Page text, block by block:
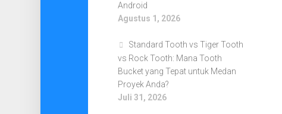
Android
Agustus 1, 2026
Standard Tooth vs Tiger Tooth
vs Rock Tooth: Mana Tooth
Bucket yang Tepat untuk Medan
Proyek Anda?
Juli 31, 2026